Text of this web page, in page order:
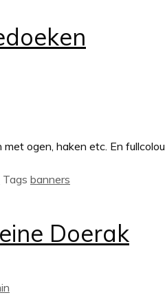
ogen, haken etc. En
Tags banners
Doerak